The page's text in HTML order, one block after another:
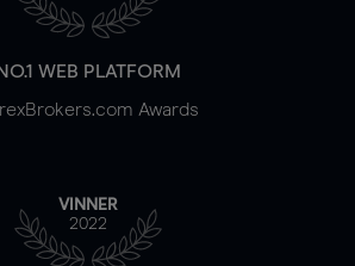
NO.1 WEB PLATFORM
Awards
VINNER
2022